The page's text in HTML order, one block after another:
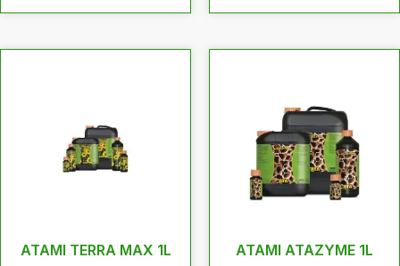
ATAMI TERRA MAX 1L
ATAMI ATAZYME 1L